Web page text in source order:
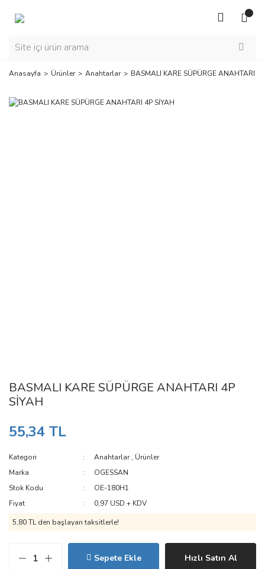
Anasayfa Ürünler Anahtarlar BASMALI KARE SÜPÜRGE ANAHTARI
BASMALI KARE SÜPÜRGE ANAHTARI 4P
SİYAH
55,34 TL
Kategori Anahtarlar, Ürünler
Marka
OGESSAN
Stok Kodu
OE-180H1
Fiyat
0,97 USD + KDV
5,80 TL den başlayan taksitlerle!
Sepete Ekle Hızlı Satın Al